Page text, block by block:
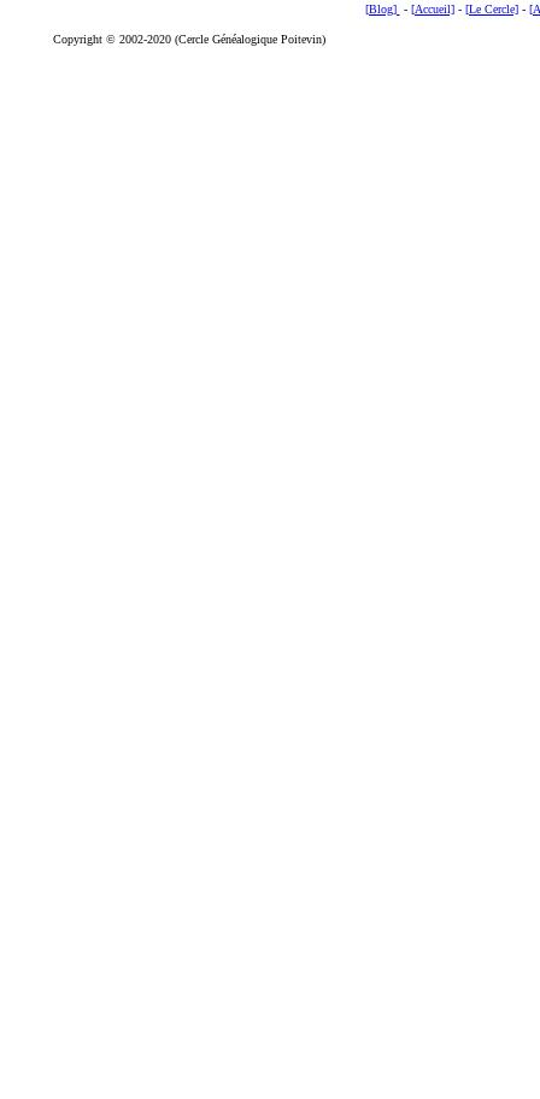
[Blog] - [Accueil]- [Le Cercle]-
Copyright © 2002-2020 (Cercle Généalogique Poitevin)